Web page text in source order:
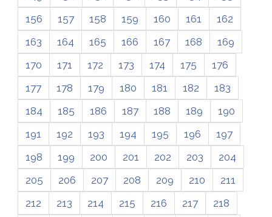
156
157 158 159 160 161
162
163
164 165 166 167 168
169
170
171 172 173 174 175
176
177
178 179 180 181 182
183
184
185 186 187 188 189
190
191
192 193 194 195 196
197
198
199 200 201 202 203
204
205
206 207 208 209 210
211
212
213 214 215 216 217
218